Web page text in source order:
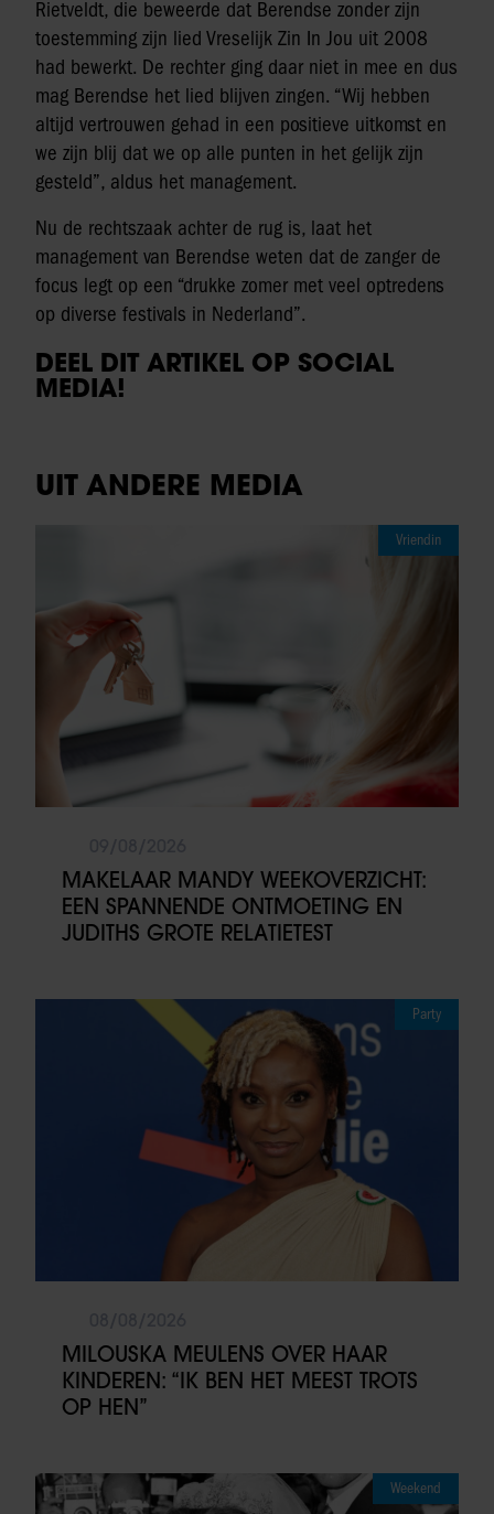
Rietveldt, die beweerde dat Berendse zonder zijn
toestemming zijn lied Vreselijk Zin In Jou uit 2008
had bewerkt. De rechter ging daar niet in mee en dus
mag Berendse het lied blijven zingen. “Wij hebben
altijd vertrouwen gehad in een positieve uitkomst en
we zijn blij dat we op alle punten in het gelijk zijn
gesteld”, aldus het management.
Nu de rechtszaak achter de rug is, laat het
management van Berendse weten dat de zanger de
focus legt op een “drukke zomer met veel optredens
op diverse festivals in Nederland”.
DEEL DIT ARTIKEL OP SOCIAL
MEDIA!
UIT ANDERE MEDIA
Vriendin
MAKELAAR MANDY WEEKOVERZICHT:
EEN SPANNENDE ONTMOETING EN
JUDITHS GROTE RELATIETEST
Party
MILOUSKA MEULENS OVER HAAR
KINDEREN: “IK BEN HET MEEST TROTS
OP HEN”
Weekend